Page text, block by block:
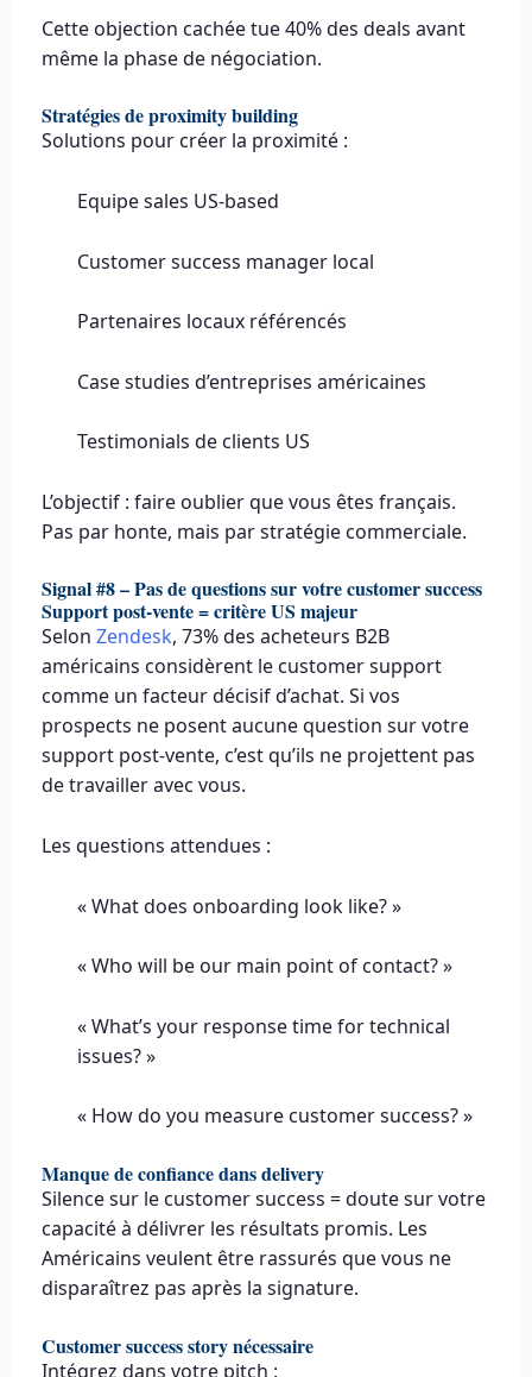
Cette objection cachée tue 40% des deals avant
même la phase de négociation.
Stratégies de proximity building
Solutions pour créer la proximité :
Equipe sales US-based
Customer success manager local
Partenaires locaux référencés
Case studies d’entreprises américaines
Testimonials de clients US
L’objectif : faire oublier que vous êtes français.
Pas par honte, mais par stratégie commerciale.
Signal #8 – Pas de questions sur votre customer success
Support post-vente = critère US majeur
Selon Zendesk, 73% des acheteurs B2B
américains considèrent le customer support
comme un facteur décisif d’achat. Si vos
prospects ne posent aucune question sur votre
support post-vente, c’est qu’ils ne projettent pas
de travailler avec vous.
Les questions attendues :
« What does onboarding look like? »
« Who will be our main point of contact? »
« What’s your response time for technical
issues? »
« How do you measure customer success? »
Manque de confiance dans delivery
Silence sur le customer success = doute sur votre
capacité à délivrer les résultats promis. Les
Américains veulent être rassurés que vous ne
disparaîtrez pas après la signature.
Customer success story nécessaire
Intégrez dans votre pitch :